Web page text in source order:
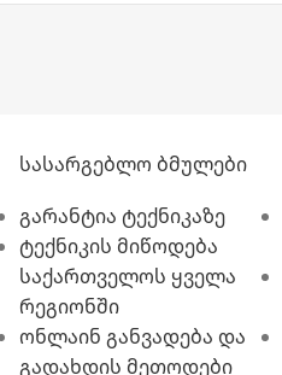
Სასარგებლო Ბმულები
გარანტია ტექნიკაზე
ტექნიკის მიწოდება
საქართველოს ყველა
რეგიონში
ონლაინ განვადება და
გადახდის მეთოდები